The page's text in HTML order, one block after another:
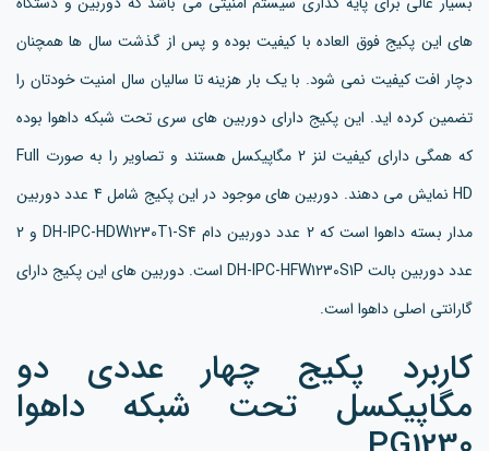
های این پکیج فوق العاده با کیفیت بوده و پس از گذشت سال ها همچنان
دچار افت کیفیت نمی شود. با یک بار هزینه تا سالیان سال امنیت خودتان را
تضمین کرده اید. این پکیج دارای دوربین های سری تحت شبکه داهوا بوده
که همگی دارای کیفیت لنز 2 مگاپیکسل هستند و تصاویر را به صورت Full
HD نمایش می دهند. دوربین های موجود در این پکیج شامل 4 عدد دوربین
مدار بسته داهوا است که 2 عدد دوربین دام DH-IPC-HDW1230T1-S4 و 2
عدد دوربین بالت DH-IPC-HFW1230S1P است. دوربین های این پکیج دارای
گارانتی اصلی داهوا است.
کاربرد پکیج چهار عددی دو
مگاپیکسل تحت شبکه داهوا